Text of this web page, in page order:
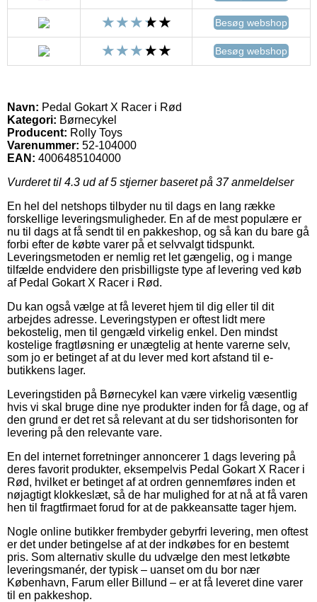
Besøg webshop
Besøg webshop
Navn: Pedal Gokart X Racer i Rød
Kategori: Børnecykel
Producent: Rolly Toys
Varenummer: 52-104000
EAN: 4006485104000
Vurderet til 4.3 ud af 5 stjerner baseret på 37anmeldelser
En hel del netshops tilbyder nu til dags en lang række
forskellige leveringsmuligheder. En af de mest populære er
nu til dags at få sendt til en pakkeshop, og så kan du bare gå
forbi efter de købte varer på et selvvalgt tidspunkt.
Leveringsmetoden er nemlig ret let gængelig, og i mange
tilfælde endvidere den prisbilligste type af levering ved køb
af Pedal Gokart X Racer i Rød.
Du kan også vælge at få leveret hjem til dig eller til dit
arbejdes adresse. Leveringstypen er oftest lidt mere
bekostelig, men til gengæld virkelig enkel. Den mindst
kostelige fragtløsning er unægtelig at hente varerne selv,
som jo er betinget af at du lever med kort afstand til e-
butikkens lager.
Leveringstiden på Børnecykel kan være virkelig væsentlig
hvis vi skal bruge dine nye produkter inden for få dage, og af
den grund er det ret så relevant at du ser tidshorisonten for
levering på den relevante vare.
En del internet forretninger annoncerer 1 dags levering på
deres favorit produkter, eksempelvis Pedal Gokart X Racer i
Rød, hvilket er betinget af at ordren gennemføres inden et
nøjagtigt klokkeslæt, så de har mulighed for at nå at få varen
hen til fragtfirmaet forud for at de pakkeansatte tager hjem.
Nogle online butikker frembyder gebyrfri levering, men oftest
er det under betingelse af at der indkøbes for en bestemt
pris. Som alternativ skulle du udvælge den mest letkøbte
leveringsmanér, der typisk – uanset om du bor nær
København, Farum eller Billund – er at få leveret dine varer
til en pakkeshop.